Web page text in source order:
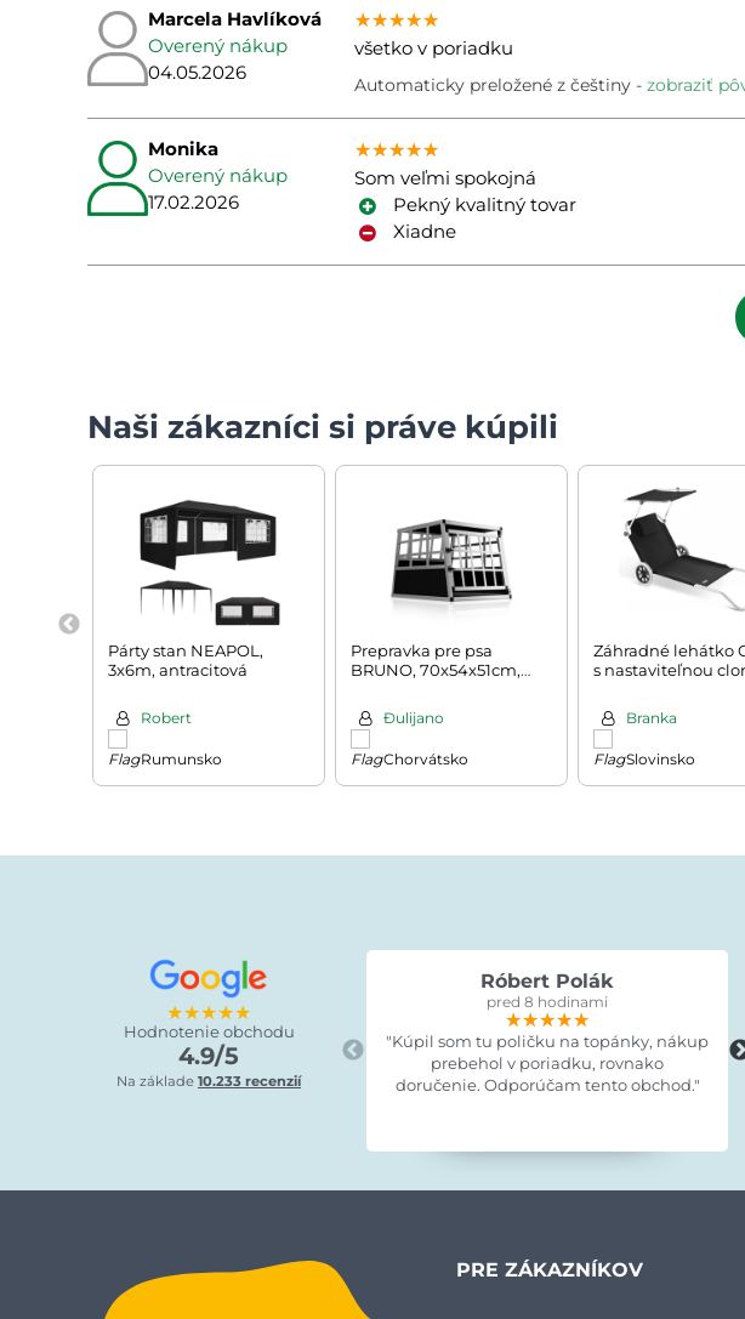
Marcela Havlíková
Overený nákup
04.05.2026
★★★★★
★★★★★
★★★★★
všetko v poriadku
Automaticky preložené z češtiny zobraziť
Monika
Overený nákup
17.02.2026
★★★★★
★★★★★
★★★★★
Som veľmi spokojná
Pekný kvalitný tovar
Xiadne
Naši zákazníci si práve kúpili
Párty stan NEAPOL,
3x6m, antracitová
Robert
Rumunsko
Prepravka pre psa
BRUNO, 70x54x51cm,
Đulijano
Chorvátsko
Záhradné lehátko
s nastaviteľnou
antracitová
Branka
Slovinsko
★★★★★
Hodnotenie obchodu
4.9/5
Na základe 10.233 recenzií
Róbert Polák
pred 8 hodinami
★★★★★
★★★★★
★★★★★
"Kúpil som tu poličku na topánky, nákup
prebehol v poriadku, rovnako
doručenie. Odporúčam tento obchod."
PRE ZÁKAZNÍKOV